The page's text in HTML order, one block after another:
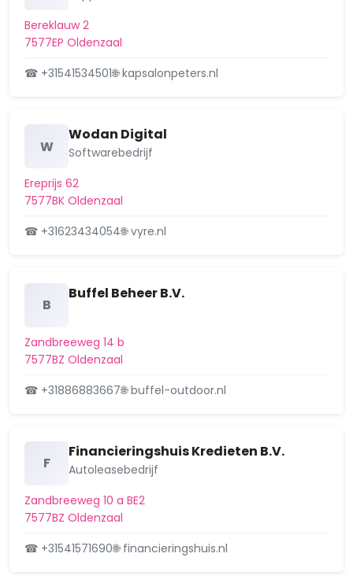
Bereklauw 2
7577EP Oldenzaal
☎ +31541534501🌐 kapsalonpeters.nl
W
Wodan Digital
Softwarebedrijf
Ereprijs 62
7577BK Oldenzaal
☎ +31623434054🌐 vyre.nl
B
Buffel Beheer B.V.
Zandbreeweg 14 b
7577BZ Oldenzaal
☎ +31886883667🌐 buffel-outdoor.nl
F
Financieringshuis Kredieten B.V.
Autoleasebedrijf
Zandbreeweg 10 a BE2
7577BZ Oldenzaal
☎ +31541571690🌐 financieringshuis.nl